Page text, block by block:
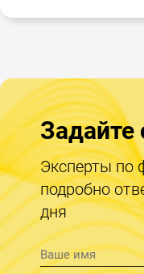
Задайте
Эксперты по
подробно
дня